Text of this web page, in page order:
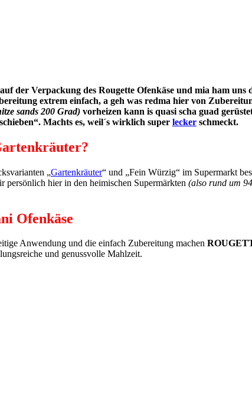
auf der Verpackung des Rougette Ofenkäse und mia ham
extrem einfach, a geh was redma hier von
sands 200 Grad) vorheizen kann is quasi scha guad
Machts es, weil´s wirklich super lecker schmeckt.
„Gartenkräuter“ und „Fein Würzig“ im Supermarkt
persönlich hier in den heimischen Supermärkten (also rund um
Ofenkäse
Anwendung und die einfach Zubereitung machen
und genussvolle Mahlzeit.